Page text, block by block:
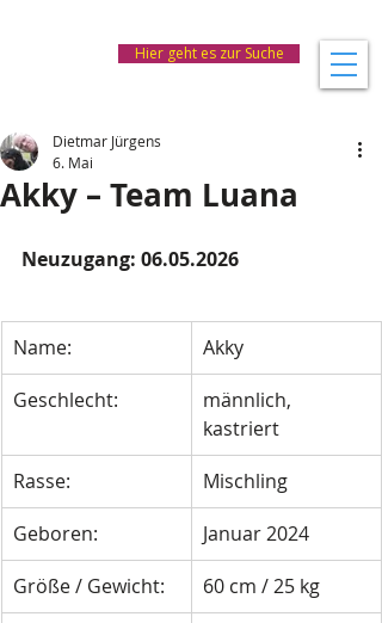
Hier geht es zur Suche
Akky – Team Luana
Dietmar Jürgens
6. Mai
Neuzugang: 06.05.2026
Name:
Akky
Geschlecht:
männlich,
kastriert
Rasse:
Mischling
Geboren:
Januar 2024
Größe / Gewicht:
60 cm / 25 kg